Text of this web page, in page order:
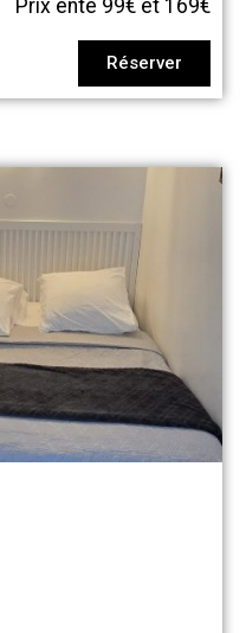
Prix ente 99€ et 169€
Réserver